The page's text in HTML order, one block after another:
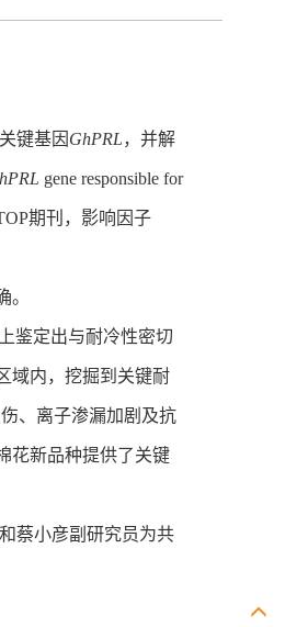
键基因 GhPRL，并解
gene responsible for
期刊，影响因子
鉴定出与耐冷性密切
域内，挖掘到关键耐
、离子渗漏加剧及抗
花新品种提供了关键
蔡小彦副研究员为共